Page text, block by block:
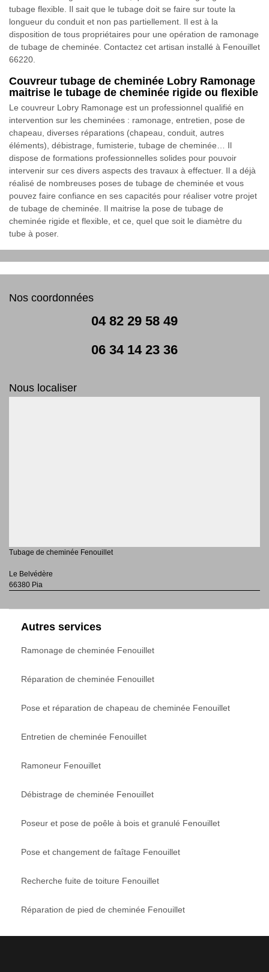
tubage flexible. Il sait que le tubage doit se faire sur toute la
longueur du conduit et non pas partiellement. Il est à la
disposition de tous propriétaires pour une opération de ramonage
de tubage de cheminée. Contactez cet artisan installé à Fenouillet
66220.
Couvreur tubage de cheminée Lobry Ramonage
maitrise le tubage de cheminée rigide ou flexible
Le couvreur Lobry Ramonage est un professionnel qualifié en
intervention sur les cheminées : ramonage, entretien, pose de
chapeau, diverses réparations (chapeau, conduit, autres
éléments), débistrage, fumisterie, tubage de cheminée… Il
dispose de formations professionnelles solides pour pouvoir
intervenir sur ces divers aspects des travaux à effectuer. Il a déjà
réalisé de nombreuses poses de tubage de cheminée et vous
pouvez faire confiance en ses capacités pour réaliser votre projet
de tubage de cheminée. Il maitrise la pose de tubage de
cheminée rigide et flexible, et ce, quel que soit le diamètre du
tube à poser.
Nos coordonnées
04 82 29 58 49
06 34 14 23 36
Nous localiser
Tubage de cheminée Fenouillet
Le Belvédère
66380 Pia
Autres services
Ramonage de cheminée Fenouillet
Réparation de cheminée Fenouillet
Pose et réparation de chapeau de cheminée Fenouillet
Entretien de cheminée Fenouillet
Ramoneur Fenouillet
Débistrage de cheminée Fenouillet
Poseur et pose de poêle à bois et granulé Fenouillet
Pose et changement de faîtage Fenouillet
Recherche fuite de toiture Fenouillet
Réparation de pied de cheminée Fenouillet